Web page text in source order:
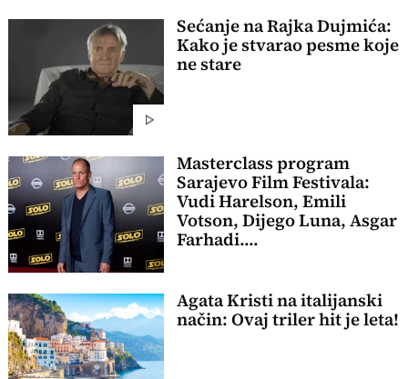
Sećanje na Rajka Dujmića:
Kako je stvarao pesme koje
ne stare
Masterclass program
Sarajevo Film Festivala:
Vudi Harelson, Emili
Votson, Dijego Luna, Asgar
Farhadi....
Agata Kristi na italijanski
način: Ovaj triler hit je leta!